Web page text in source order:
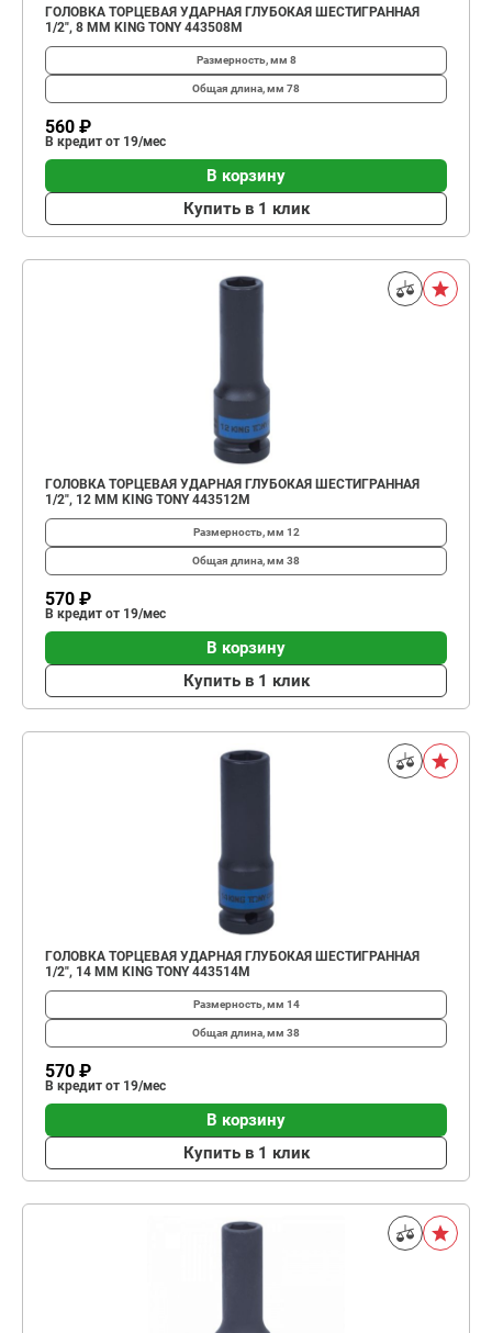
ГОЛОВКА ТОРЦЕВАЯ УДАРНАЯ ГЛУБОКАЯ ШЕСТИГРАННАЯ
1/2", 8 ММ KING TONY 443508M
Размерность, мм 8
Общая длина, мм 78
560 ₽
В кредит от 19/мес
В корзину
Купить в 1 клик
ГОЛОВКА ТОРЦЕВАЯ УДАРНАЯ ГЛУБОКАЯ ШЕСТИГРАННАЯ
1/2", 12 ММ KING TONY 443512M
Размерность, мм 12
Общая длина, мм 38
570 ₽
В кредит от 19/мес
В корзину
Купить в 1 клик
ГОЛОВКА ТОРЦЕВАЯ УДАРНАЯ ГЛУБОКАЯ ШЕСТИГРАННАЯ
1/2", 14 ММ KING TONY 443514M
Размерность, мм 14
Общая длина, мм 38
570 ₽
В кредит от 19/мес
В корзину
Купить в 1 клик